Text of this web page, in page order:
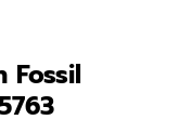
Fossil